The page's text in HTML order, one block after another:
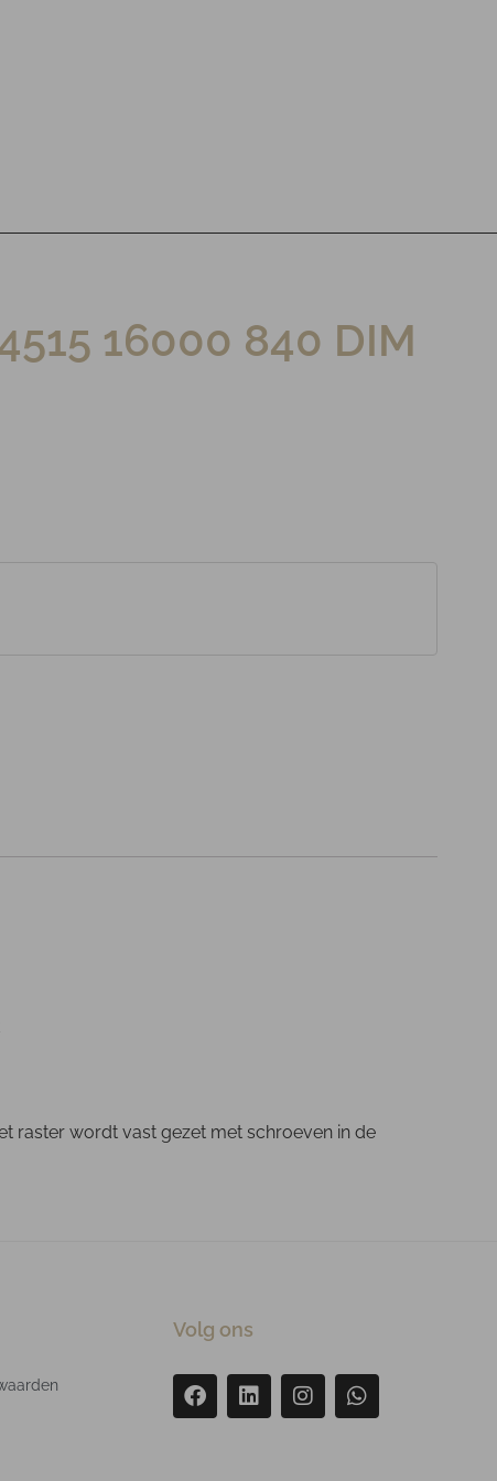
16000 840 DIM
raster wordt vast gezet met schroeven in de
Volg ons